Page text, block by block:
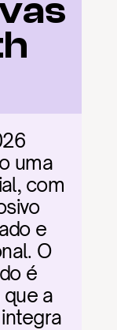
uma
com
e
O
é
a